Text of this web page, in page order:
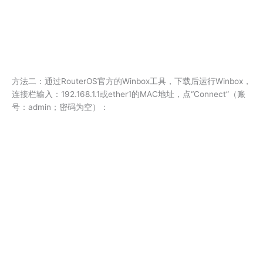
方法二：通过RouterOS官方的Winbox工具，下载后运行Winbox，
连接栏输入：192.168.1.1或ether1的MAC地址，点“Connect”（账
号：admin；密码为空）：